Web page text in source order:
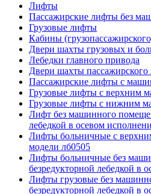
Лифты
Пассажирские лифты без
Грузовые лифты
Кабины
Двери шахты грузовых и
Лебедки главного привода
Двери шахты пассажирского
Пассажирские лифты с
Грузовые лифты с верхним
Грузовые лифты с нижним
Лифт без машинного
лебедкой в осевом
Лифты больничные с
модели лб0505
Лифты больничные без
безредукторной лебедкой в
Лифты грузовые без
безредукторной лебедкой в